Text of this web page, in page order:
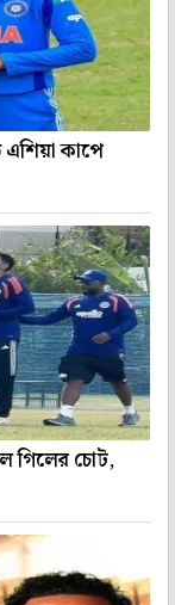
কাপে
গিলের চোট,